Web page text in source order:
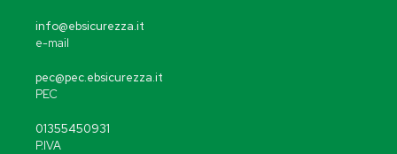
info@ebsicurezza.it
e-mail
pec@pec.ebsicurezza.it
PEC
01355450931
P.IVA